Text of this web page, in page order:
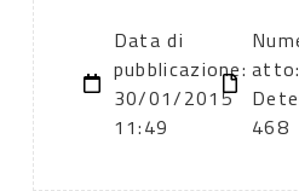
Data di
pubblicazione:
30/01/2015
11:49
atto:
468